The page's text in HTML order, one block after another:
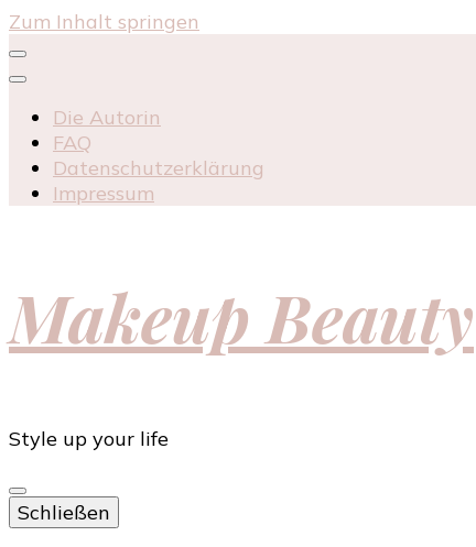
Zum Inhalt springen
Die Autorin
FAQ
Datenschutzerklärung
Impressum
Makeup Beauty
Style up your life
Schließen